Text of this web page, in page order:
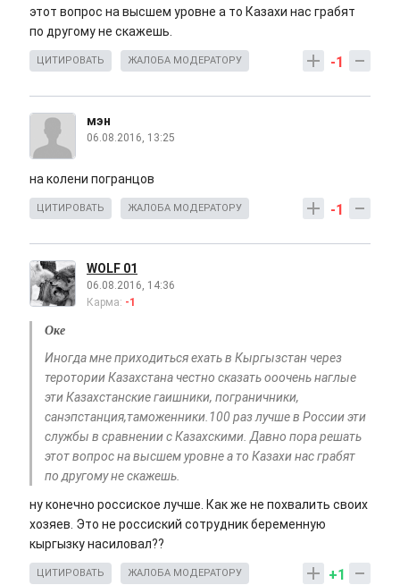
этот вопрос на высшем уровне а то Казахи нас грабят
по другому не скажешь.
-1
ЦИТИРОВАТЬ ЖАЛОБА МОДЕРАТОРУ
мэн
06.08.2016, 13:25
на колени погранцов
-1
ЦИТИРОВАТЬ ЖАЛОБА МОДЕРАТОРУ
WOLF 01
06.08.2016, 14:36
Карма: -1
Оке
Иногда мне приходиться ехать в Кыргызстан через
теротории Казахстана честно сказать ооочень наглые
эти Казахстанские гаишники, пограничники,
санэпстанция,таможенники.100 раз лучше в России эти
службы в сравнении с Казахскими. Давно пора решать
этот вопрос на высшем уровне а то Казахи нас грабят
по другому не скажешь.
ну конечно россиское лучше. Как же не похвалить своих
хозяев. Это не россиский сотрудник беременную
кыргызку насиловал??
+1
ЦИТИРОВАТЬ ЖАЛОБА МОДЕРАТОРУ